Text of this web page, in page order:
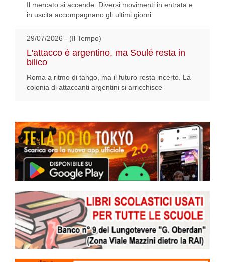
Il mercato si accende. Diversi movimenti in entrata e
in uscita accompagnano gli ultimi giorni
29/07/2026 - (Il Tempo)
L'attacco è argentino, ma Soulé resta in
bilico
Roma a ritmo di tango, ma il futuro resta incerto. La
colonia di attaccanti argentini si arricchisce